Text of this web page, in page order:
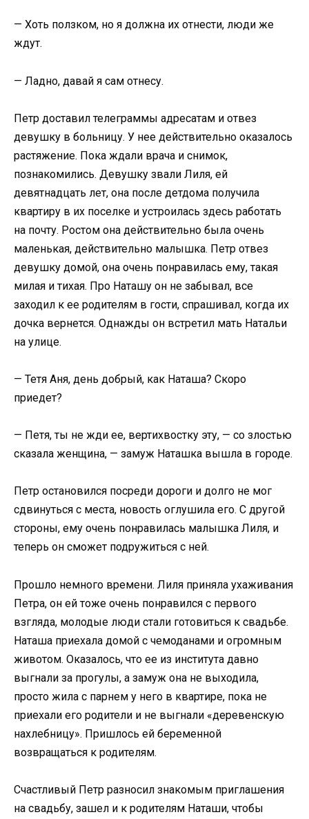
— Хоть ползком, но я должна их отнести, люди же
ждут.
— Ладно, давай я сам отнесу.
Петр доставил телеграммы адресатам и отвез
девушку в больницу. У нее действительно оказалось
растяжение. Пока ждали врача и снимок,
познакомились. Девушку звали Лиля, ей
девятнадцать лет, она после детдома получила
квартиру в их поселке и устроилась здесь работать
на почту. Ростом она действительно была очень
маленькая, действительно малышка. Петр отвез
девушку домой, она очень понравилась ему, такая
милая и тихая. Про Наташу он не забывал, все
заходил к ее родителям в гости, спрашивал, когда их
дочка вернется. Однажды он встретил мать Натальи
на улице.
— Тетя Аня, день добрый, как Наташа? Скоро
приедет?
— Петя, ты не жди ее, вертихвостку эту, — со злостью
сказала женщина, — замуж Наташка вышла в городе.
Петр остановился посреди дороги и долго не мог
сдвинуться с места, новость оглушила его. С другой
стороны, ему очень понравилась малышка Лиля, и
теперь он сможет подружиться с ней.
Прошло немного времени. Лиля приняла ухаживания
Петра, он ей тоже очень понравился с первого
взгляда, молодые люди стали готовиться к свадьбе.
Наташа приехала домой с чемоданами и огромным
животом. Оказалось, что ее из института давно
выгнали за прогулы, а замуж она не выходила,
просто жила с парнем у него в квартире, пока не
приехали его родители и не выгнали «деревенскую
нахлебницу». Пришлось ей беременной
возвращаться к родителям.
Счастливый Петр разносил знакомым приглашения
на свадьбу, зашел и к родителям Наташи, чтобы